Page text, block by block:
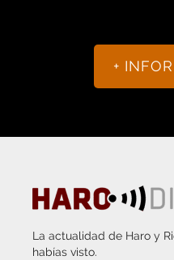
+
La actualidad de Haro y
habías visto.